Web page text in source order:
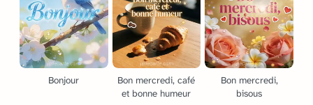
Bonjour
Bon mercredi, café
et bonne humeur
Bon mercredi,
bisous